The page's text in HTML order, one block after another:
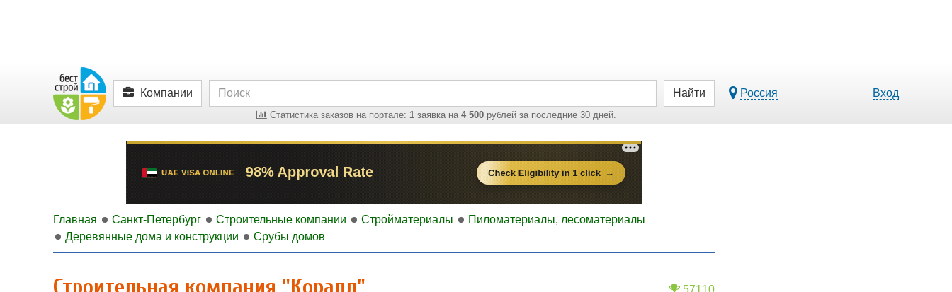
Компании
Статистика заказов на портале: 1 заявка на 4 500 рублей за последние 30 дней.
Найти Россия Вход
Главная Санкт-Петербург Строительные компании Стройматериалы
Пиломатериалы, лесоматериалы
Деревянные дома и конструкции
Срубы домов
57110
Строительная компания "Коралл"